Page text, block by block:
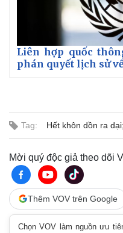
Vụ án
Tin nóng
Tư vấn luật
Liên hợp quốc
phán quyết lịch sử
Tag: Hết khôn dồn ra
Mời quý độc giả theo dõi
Thêm VOV trên Google
Chọn VOV làm nguồn ưu